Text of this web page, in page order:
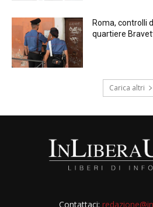
Roma, controlli
quartiere
Carica altri
Contattaci: